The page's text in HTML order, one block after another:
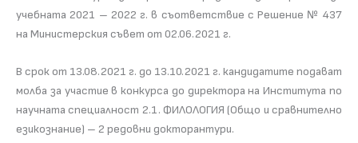
учебната 2021 – 2022 г. в съответствие с Решение № 437
на Министерския съвет от 02.06.2021 г.
В срок от 13.08.2021 г. до 13.10.2021 г. кандидатите подават
молба за участие в конкурса до директора на Института по
научната специалност 2.1. ФИЛОЛОГИЯ (Общо и сравнително
езикознание) – 2 редовни докторантури.